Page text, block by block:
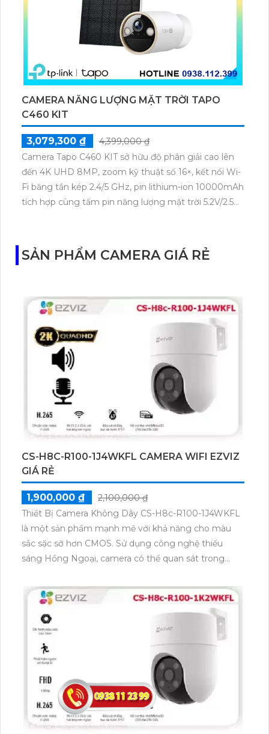
CAMERA NĂNG LƯỢNG MẶT TRỜI TAPO
C460 KIT
3,079,300 ₫
4,399,000 ₫
Camera Tapo C460 KIT sở hữu độ phân giải cao lên
đến 4K UHD 8MP, zoom kỹ thuật số 16×, kết nối Wi-
Fi băng tần kép 2.4/5 GHz, pin lithium-ion 10000mAh
tích hợp cùng tấm pin năng lượng mặt trời 5.2V/2.5W.
SẢN PHẨM CAMERA GIÁ RẺ
CS-H8C-R100-1J4WKFL CAMERA WIFI EZVIZ
GIÁ RẺ
1,900,000 ₫
2,100,000 ₫
Thiết Bị Camera Không Dây CS-H8c-R100-1J4WKFL
là một sản phẩm mạnh mẽ với khả năng cho màu
sắc sặc sỡ hơn CMOS. Sử dụng công nghệ thiếu
sáng Hồng Ngoại, camera có thể quan sát trong
kết nối và truy cập từ xa. Chất lượng hình ảnh đạt 4.0
MP với khả năng hỗ trợ thẻ nhớ. Công nghệ nhìn
đêm chất lượng Hồng Ngoại Smart IR giúp đảm bảo
quan sát vào ban đêm một cách rõ ràng và sắc nét.
Xử lý chói sáng tốt giúp loại bỏ hiện tượng chói khi
đối mặt với ánh sáng mạnh.